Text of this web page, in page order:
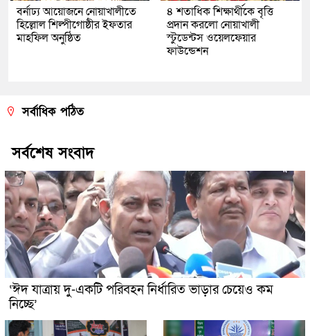
বর্নাঢ্য আয়োজনে নোয়াখালীতে
হিল্লোল শিল্পীগোষ্ঠীর ইফতার
মাহফিল অনুষ্ঠিত
৪ শতাধিক শিক্ষার্থীকে বৃত্তি
প্রদান করলো নোয়াখালী
স্টুডেন্টস ওয়েলফেয়ার
ফাউন্ডেশন
সর্বাধিক পঠিত
সর্বশেষ সংবাদ
‘ঈদ যাত্রায় দু-একটি পরিবহন নির্ধারিত ভাড়ার চেয়েও কম
নিচ্ছে’